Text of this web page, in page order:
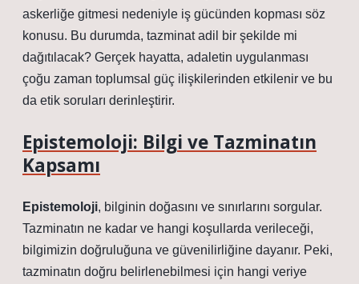
askerliğe gitmesi nedeniyle iş gücünden kopması söz
konusu. Bu durumda, tazminat adil bir şekilde mi
dağıtılacak? Gerçek hayatta, adaletin uygulanması
çoğu zaman toplumsal güç ilişkilerinden etkilenir ve bu
da etik soruları derinleştirir.
Epistemoloji: Bilgi ve Tazminatın
Kapsamı
Epistemoloji, bilginin doğasını ve sınırlarını sorgular.
Tazminatın ne kadar ve hangi koşullarda verileceği,
bilgimizin doğruluğuna ve güvenilirliğine dayanır. Peki,
tazminatın doğru belirlenebilmesi için hangi veriye